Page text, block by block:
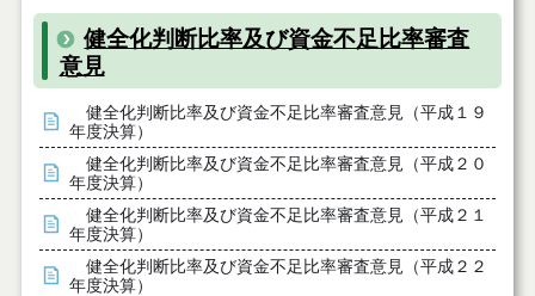
健全化判断比率及び資金不足比率審査
意見
健全化判断比率及び資金不足比率審査意見（平成１９
年度決算）
健全化判断比率及び資金不足比率審査意見（平成２０
年度決算）
健全化判断比率及び資金不足比率審査意見（平成２１
年度決算）
健全化判断比率及び資金不足比率審査意見（平成２２
年度決算）